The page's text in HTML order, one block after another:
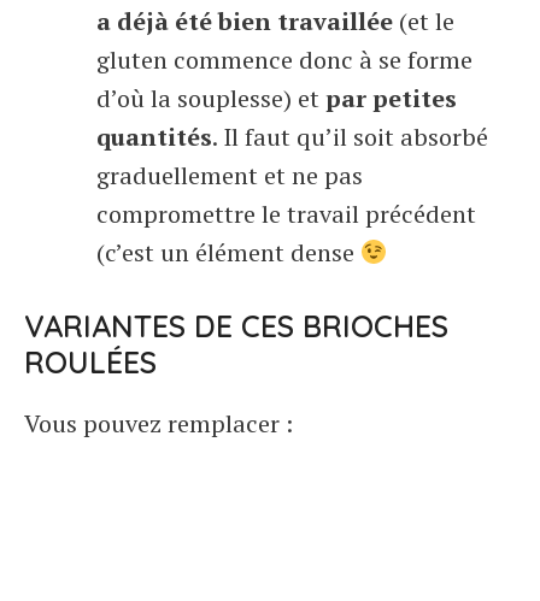
a déjà été bien travaillée (et le
gluten commence donc à se forme
d’où la souplesse) et par petites
quantités. Il faut qu’il soit absorbé
graduellement et ne pas
compromettre le travail précédent
(c’est un élément dense
VARIANTES DE CES BRIOCHES
ROULÉES
Vous pouvez remplacer :